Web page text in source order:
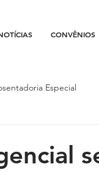
CONVÊNIOS
Especial